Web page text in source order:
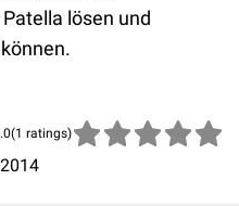
lösen und
(1 ratings)